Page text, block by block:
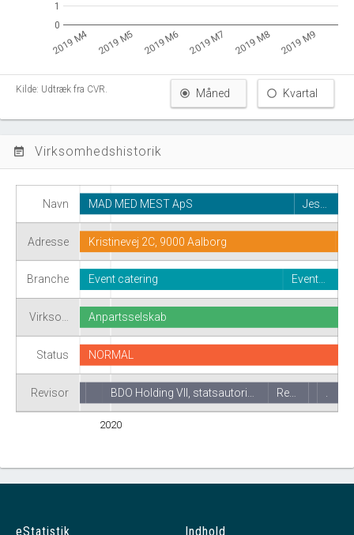
2019 M4 2019 M5 2019 M6 2019 M7 2019 M8 2019 M9
0
0
11
Kilde: Udtræk fra CVR. Måned Kvartal
event_note Virksomhedshistorik
Navn
Adresse
Branche
Virkso…
Status
Revisor
2020
MAD MED MEST ApS Jes…
Kristinevej 2C, 9000 Aalborg
Event catering Event…
Anpartsselskab
NORMAL
BDO Holding VII, statsautori… Re…
eStatistik Indhold